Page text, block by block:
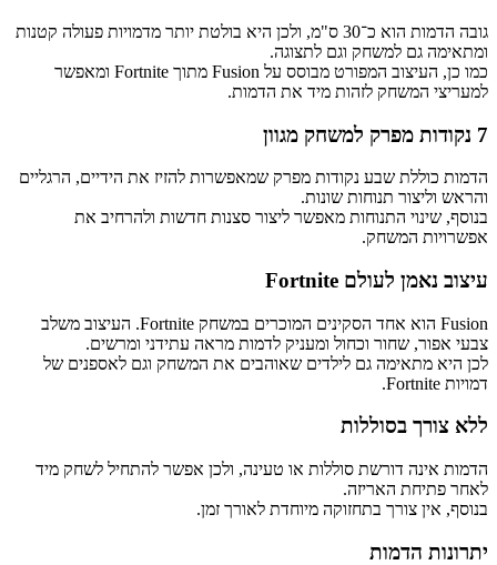
גובה הדמות הוא כ־30 ס"מ, ולכן היא בולטת יותר מדמויות פעולה קטנות
ומתאימה גם למשחק וגם לתצוגה.
כמו כן, העיצוב המפורט מבוסס על Fusion מתוך Fortnite ומאפשר
למעריצי המשחק לזהות מיד את הדמות.
7 נקודות מפרק למשחק מגוון
הדמות כוללת שבע נקודות מפרק שמאפשרות להזיז את הידיים, הרגליים
והראש וליצור תנוחות שונות.
בנוסף, שינוי התנוחות מאפשר ליצור סצנות חדשות ולהרחיב את
אפשרויות המשחק.
עיצוב נאמן לעולם Fortnite
Fusion הוא אחד הסקינים המוכרים במשחק Fortnite. העיצוב משלב
צבעי אפור, שחור וכחול ומעניק לדמות מראה עתידני ומרשים.
לכן היא מתאימה גם לילדים שאוהבים את המשחק וגם לאספנים של
דמויות Fortnite.
ללא צורך בסוללות
הדמות אינה דורשת סוללות או טעינה, ולכן אפשר להתחיל לשחק מיד
לאחר פתיחת האריזה.
בנוסף, אין צורך בתחזוקה מיוחדת לאורך זמן.
יתרונות הדמות